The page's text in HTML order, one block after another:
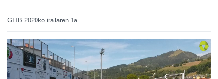
GITB 2020ko irailaren 1a